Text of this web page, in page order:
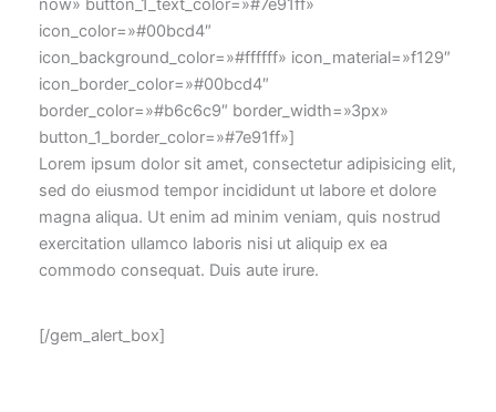
now» button_1_text_color=»#7e91ff»
icon_color=»#00bcd4″
icon_background_color=»#ffffff» icon_material=»f129″
icon_border_color=»#00bcd4″
border_color=»#b6c6c9″ border_width=»3px»
button_1_border_color=»#7e91ff»]
Lorem ipsum dolor sit amet, consectetur adipisicing elit,
sed do eiusmod tempor incididunt ut labore et dolore
magna aliqua. Ut enim ad minim veniam, quis nostrud
exercitation ullamco laboris nisi ut aliquip ex ea
commodo consequat. Duis aute irure.
[/gem_alert_box]